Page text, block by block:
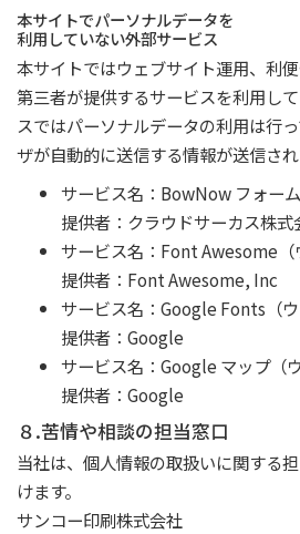
本サイトでパーソナルデータを
利用していない外部サービス
本サイトではウェブサイト運用、利
第三者が提供するサービスを利用し
スではパーソナルデータの利用は行
ザが自動的に送信する情報が送信され
サービス名：BowNow フォーム
提供者：クラウドサーカス株式
サービス名：Font Awesome（
提供者：Font Awesome, Inc
サービス名：Google Fonts（ウ
提供者：Google
サービス名：Google マップ（
提供者：Google
８.苦情や相談の担当窓口
当社は、個人情報の取扱いに関する
けます。
サンコー印刷株式会社